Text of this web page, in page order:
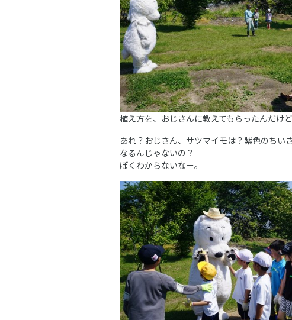
植え方を、おじさんに教えてもらったんだけ
あれ？おじさん、サツマイモは？紫色のちい
なるんじゃないの？
ぼくわからないなー。